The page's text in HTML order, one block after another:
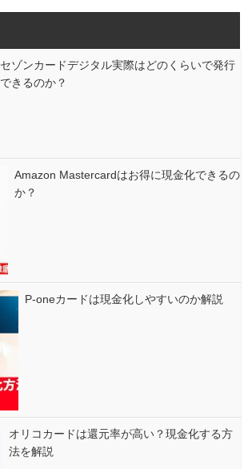
セゾンカードデジタル実際はどのくらいで発行
できるのか？
Amazon Mastercardはお得に現金化できるの
か？
P-oneカードは現金化しやすいのか解説
オリコカードは還元率が高い？現金化する方
法を解説